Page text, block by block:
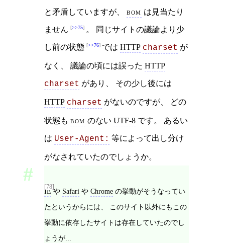
と矛盾していますが、 bom は見当たり
ません >>75 。 同じサイトの議論より少
し前の状態 >>76 では HTTP charset が
なく、 議論の頃には誤った HTTP
charset があり、 その少し後には
HTTP charset がないのですが、 どの
状態も bom のない UTF-8です。 あるい
は User-Agent: 等によって出し分け
がなされていたのでしょうか。
[78]
IEや Safari や Chrome の挙動がそうなってい
たというからには、 このサイト以外にもこの
挙動に依存したサイトは存在していたのでし
ょうが...